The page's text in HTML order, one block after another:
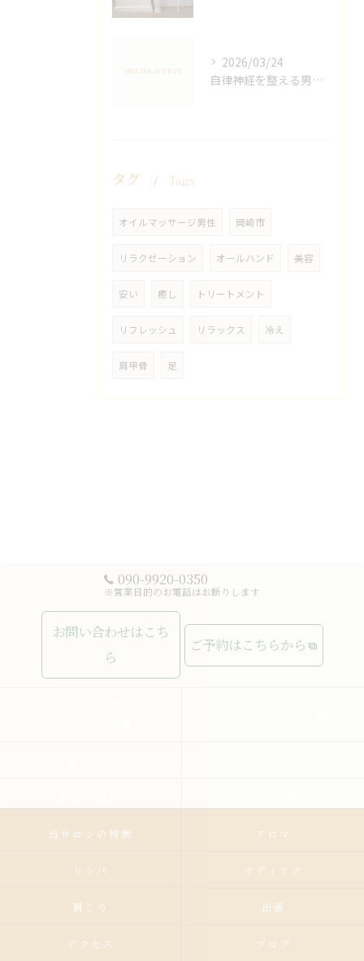
2026/03/24
自律神経を整える男性オイルマッサージ
タグ Tags
オイルマッサージ男性 岡崎市
リラクゼーション オールハンド 美容
安い 癒し トリートメント
リフレッシュ リラックス 冷え
肩甲骨 足
090-9920-0350
※営業目的のお電話はお断りします
お問い合わせはこち
ら
ご予約はこちらから
当サロンの特徴 アロマ
リンパ ボディケア
肩こり 出張
アクセス ブログ